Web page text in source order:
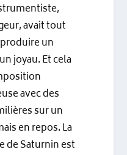
avait tout
un
joyau. Et cela
avec des
sur un
en repos. La
de Saturnin est